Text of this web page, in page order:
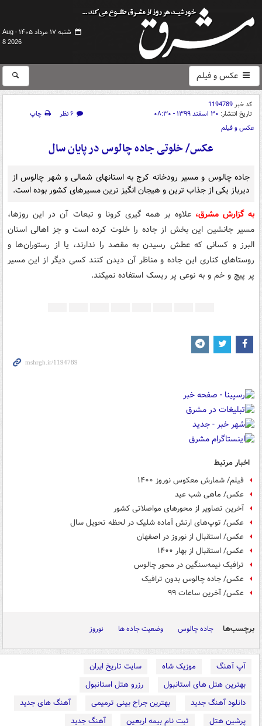
شنبه ۱۷ مرداد ۱۴۰۵ -
Aug
8 2026
عکس و فیلم
کد خبر1194789
تاریخ انتشار: ۳۰ اسفند ۱۳۹۹ - ۰۸:۳۰ ۶ نظر
چاپ
عکس و فیلم
عکس/ خلوتی جاده چالوس در پایان سال
جاده چالوس و مسیر رودخانه کرج به استانهای شمالی و شهر چالوس از
دیرباز یکی از جذاب ترین و هیجان انگیز ترین مسیرهای کشور بوده است.
به گزارش مشرق،علاوه بر همه گیری کرونا و تبعات آن در این روزها،
مسیر جانشین این بخش از جاده را خلوت کرده است و جز اهالی استان
البرز و کسانی که عطش رسیدن به مقصد را ندارند، یا از رستوران‌ها و
روستاهای کناری این جاده و مناظر آن دیدن کنند کسی دیگر از این مسیر
پر پیچ و خم و به نوعی پر ریسک استفاده نمیکند.
اخبار مرتبط
فیلم/ شمارش معکوس نوروز ۱۴۰۰
عکس/ ماهی شب عید
آخرین تصاویر از محورهای مواصلاتی کشور
عکس/ توپ‌های ارتش آماده شلیک در لحظه تحویل سال
عکس/ استقبال از نوروز در اصفهان
عکس/ استقبال از بهار ۱۴۰۰
ترافیک نیمه‌سنگین در محور چالوس
عکس/ جاده چالوس بدون ترافیک
عکس/ آخرین ساعات ۹۹
برچسب‌ها جاده چالوس وضعیت جاده ها نوروز
آپ آهنگ موزیک شاه
سایت تاریخ ایران
بهترین هتل های استانبول
رزرو هتل استانبول
دانلود آهنگ جدید
بهترین جراح بینی ترمیمی
آهنگ های جدید
پرشین هتل
ثبت نام بیمه اربعین
آهنگ جدید